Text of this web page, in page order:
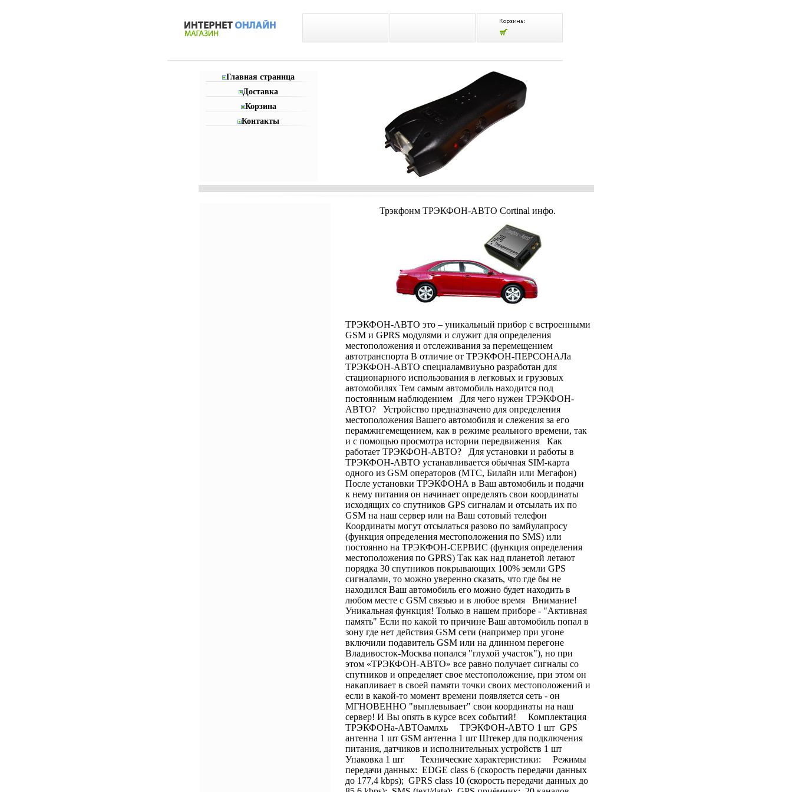
Главная страница
Доставка
Корзина
Контакты
Трэкфонм ТРЭКФОН-АВТО Cortinal инфо.
ТРЭКФОН-АВТО это – уникальный прибор с встроенными
GSM и GPRS модулями и служит для определения
местоположения и отслеживания за перемещением
автотранспорта В отличие от ТРЭКФОН-ПЕРСОНАЛа
ТРЭКФОН-АВТО специаламвиуьно разработан для
стационарного использования в легковых и грузовых
автомобилях Тем самым автомобиль находится под
постоянным наблюдением Для чего нужен ТРЭКФОН-
АВТО? Устройство предназначено для определения
местоположения Вашего автомобиля и слежения за его
перамжнгемещением, как в режиме реального времени, так
и с помощью просмотра истории передвижения Как
работает ТРЭКФОН-АВТО? Для установки и работы в
ТРЭКФОН-АВТО устанавливается обычная SIM-карта
одного из GSM операторов (МТС, Билайн или Мегафон)
После установки ТРЭКФОНА в Ваш автомобиль и подачи
к нему питания он начинает определять свои координаты
исходящих со спутников GPS сигналам и отсылать их по
GSM на наш сервер или на Ваш сотовый телефон
Координаты могут отсылаться разово по замйулапросу
(функция определения местоположения по SMS) или
постоянно на ТРЭКФОН-СЕРВИС (функция определения
местоположения по GPRS) Так как над планетой летают
порядка 30 спутников покрывающих 100% земли GPS
сигналами, то можно уверенно сказать, что где бы не
находился Ваш автомобиль его можно будет находить в
любом месте с GSM связью и в любое время Внимание!
Уникальная функция! Только в нашем приборе - "Активная
память" Если по какой то причине Ваш автомобиль попал в
зону где нет действия GSM сети (например при угоне
включили подавитель GSM или на длинном перегоне
Владивосток-Москва попался "глухой участок"), но при
этом «ТРЭКФОН-АВТО» все равно получает сигналы со
спутников и определяет свое местоположение, при этом он
накапливает в своей памяти точки своих местоположений и
если в какой-то момент времени появляется сеть - он
МГНОВЕННО "выплевывает" свои координаты на наш
сервер! И Вы опять в курсе всех событий! Комплектация
ТРЭКФОНа-АВТОамлхь ТРЭКФОН-АВТО 1 шт GPS
антенна 1 шт GSM антенна 1 шт Штекер для подключения
питания, датчиков и исполнительных устройств 1 шт
Упаковка 1 шт Технические характеристики: Режимы
передачи данных: EDGE class 6 (скорость передачи данных
до 177,4 kbps); GPRS class 10 (скорость передачи данных до